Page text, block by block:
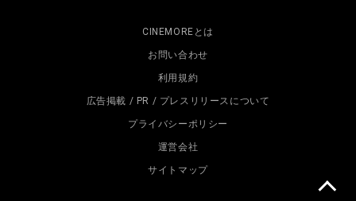
CINEMOREとは
お問い合わせ
利用規約
広告掲載 / PR / プレスリリースについて
プライバシーポリシー
運営会社
サイトマップ